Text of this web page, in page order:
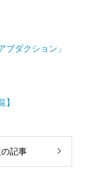
ダクション」
の記事